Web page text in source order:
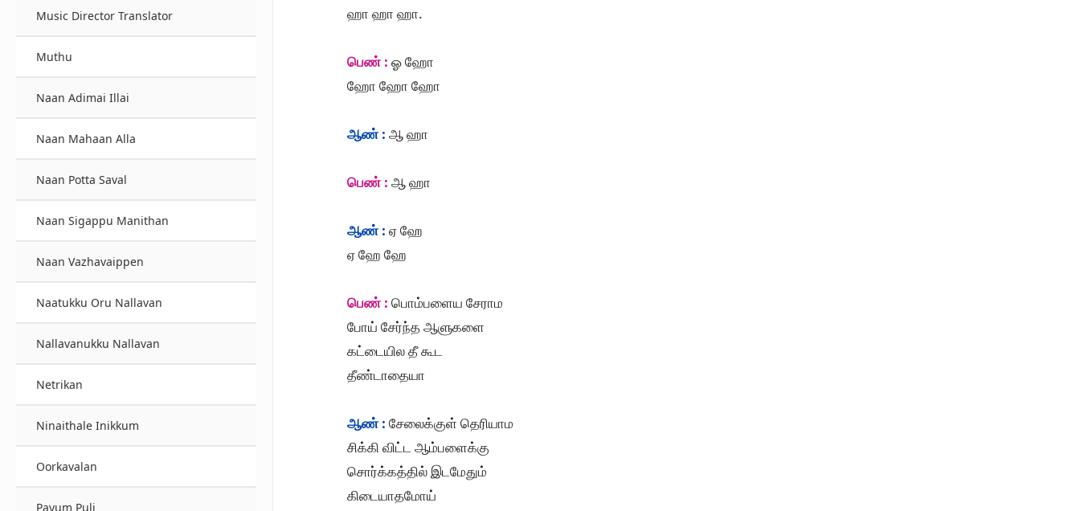
Music Director Translator
Muthu
Naan Adimai Illai
Naan Mahaan Alla
Naan Potta Saval
Naan Sigappu Manithan
Naan Vazhavaippen
Naatukku Oru Nallavan
Nallavanukku Nallavan
Netrikan
Ninaithale Inikkum
Oorkavalan
Payum Puli
ஹா ஹா ஹா.
பெண் : ஓ ஹோ
ஹோ ஹோ ஹோ
ஆண் : ஆ ஹா
பெண் : ஆ ஹா
ஆண் : ஏ ஹே
ஏ ஹே ஹே
பெண் : பொம்பளைய சேராம
போய் சேர்ந்த ஆளுகளை
கட்டையில தீ கூட
தீண்டாதையா
ஆண் : சேலைக்குள் தெரியாம
சிக்கி விட்ட ஆம்பளைக்கு
சொர்க்கத்தில் இடமேதும்
கிடையாதமோய்